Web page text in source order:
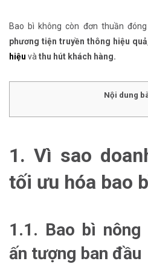
Bao bì không còn đơn thuần
phương tiện truyền thông hiệu
hiệu vàthu hút khách hàng.
Nội dung
1. Vì sao
tối ưu hóa bao
1.1. Bao bì nông
ấn tượng ban đầu